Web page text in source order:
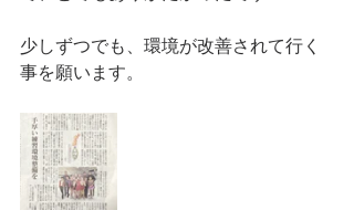
少しずつでも、環境が改善されて行く
事を願います。